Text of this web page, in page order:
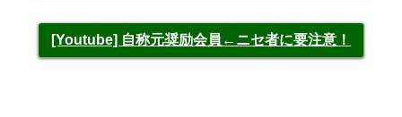
[Youtube] 自称元奨励会員←ニセ者に要注意！